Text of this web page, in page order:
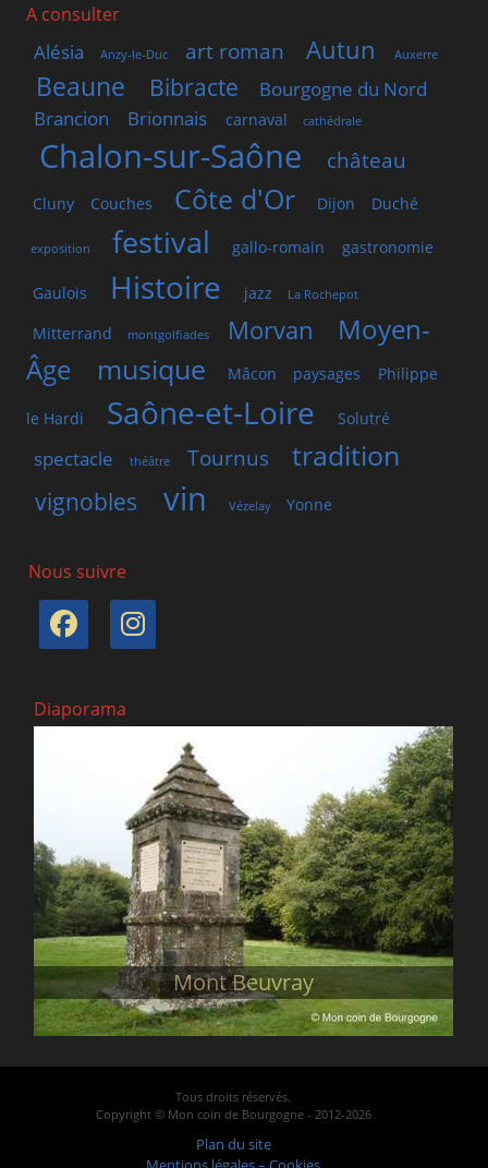
A consulter
Alésia Anzy-le-Duc art roman Autun Auxerre
Beaune Bibracte
Bourgogne du Nord
Brancion
Brionnais carnaval cathédrale
Chalon-sur-Saône château
Cluny Couches Côte d'Or Dijon Duché
exposition festival gallo-romain gastronomie
Gaulois Histoire jazz La Rochepot
Mitterrand montgolfiades Morvan
Moyen-
Âge
musique Mâcon paysages Philippe
le Hardi Saône-et-Loire Solutré
spectacle théâtre Tournus tradition
vignobles vin Vézelay Yonne
Nous suivre
Facebook
Instagram
Diaporama
Mont Beuvray
Tous droits réservés.
Copyright © Mon coin de Bourgogne - 2012-2026
Plan du site